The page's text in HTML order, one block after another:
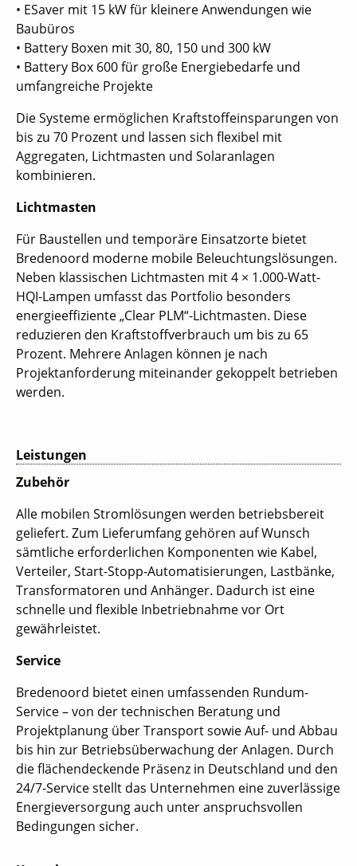
• ESaver mit 15 kW für kleinere Anwendungen wie
Baubüros
• Battery Boxen mit 30, 80, 150 und 300 kW
• Battery Box 600 für große Energiebedarfe und
umfangreiche Projekte
Die Systeme ermöglichen Kraftstoffeinsparungen von
bis zu 70 Prozent und lassen sich flexibel mit
Aggregaten, Lichtmasten und Solaranlagen
kombinieren.
Lichtmasten
Für Baustellen und temporäre Einsatzorte bietet
Bredenoord moderne mobile Beleuchtungslösungen.
Neben klassischen Lichtmasten mit 4 × 1.000-Watt-
HQI-Lampen umfasst das Portfolio besonders
energieeffiziente „Clear PLM“-Lichtmasten. Diese
reduzieren den Kraftstoffverbrauch um bis zu 65
Prozent. Mehrere Anlagen können je nach
Projektanforderung miteinander gekoppelt betrieben
werden.
Leistungen
Zubehör
Alle mobilen Stromlösungen werden betriebsbereit
geliefert. Zum Lieferumfang gehören auf Wunsch
sämtliche erforderlichen Komponenten wie Kabel,
Verteiler, Start-Stopp-Automatisierungen, Lastbänke,
Transformatoren und Anhänger. Dadurch ist eine
schnelle und flexible Inbetriebnahme vor Ort
gewährleistet.
Service
Bredenoord bietet einen umfassenden Rundum-
Service – von der technischen Beratung und
Projektplanung über Transport sowie Auf- und Abbau
bis hin zur Betriebsüberwachung der Anlagen. Durch
die flächendeckende Präsenz in Deutschland und den
24/7-Service stellt das Unternehmen eine zuverlässige
Energieversorgung auch unter anspruchsvollen
Bedingungen sicher.